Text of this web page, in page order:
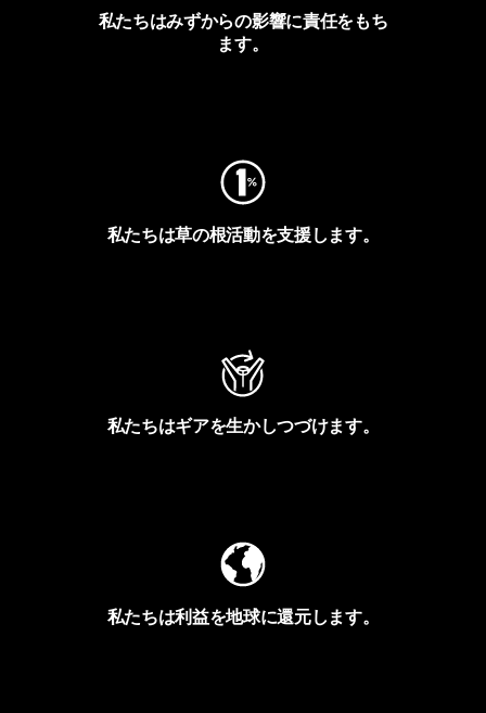
私たちはみずからの影響に責任をもち
ます。
私たちは草の根活動を支援します。
私たちはギアを生かしつづけます。
私たちは利益を地球に還元します。